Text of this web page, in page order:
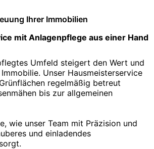
Ihrer Immobilien
mit Anlagenpflege aus einer Hand
Umfeld steigert den Wert und
Unser Hausmeisterservice
regelmäßig betreut
bis zur allgemeinen
wie unser Team mit Präzision und
und einladendes